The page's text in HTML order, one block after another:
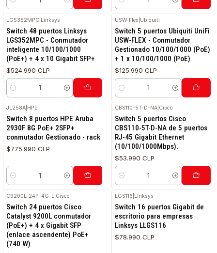
Cantidad Cantidad
LGS352MPC Linksys
Switch 48 puertos Linksys
LGS352MPC - Conmutador
inteligente 10/100/1000
(PoE+) + 4 x 10 Gigabit SFP+
$524.990 CLP
Cantidad
USW-Flex Ubiquiti
Switch 5 puertos Ubiquiti UniFi
USW-FLEX - Conmutador
Gestionado 10/100/1000 (PoE)
+ 1 x 10/100/1000 (PoE)
$125.990 CLP
Cantidad
JL258A HPE
Switch 8 puertos HPE Aruba
2930F 8G PoE+ 2SFP+
conmutador Gestionado - rack
$775.990 CLP
Cantidad
CBS110-5T-D-NA Cisco
Switch 5 puertos Cisco
CBS110-5T-D-NA de 5 puertos
RJ-45 Gigabit Ethernet
(10/100/1000Mbps).
$53.990 CLP
Cantidad
C9200L-24P-4G-E Cisco
Switch 24 puertos Cisco
Catalyst 9200L conmutador
(PoE+) + 4 x Gigabit SFP
(enlace ascendente) PoE+
(740 W)
LGS116 Linksys
Switch 16 puertos Gigabit de
escritorio para empresas
Linksys LLGS116
$78.990 CLP